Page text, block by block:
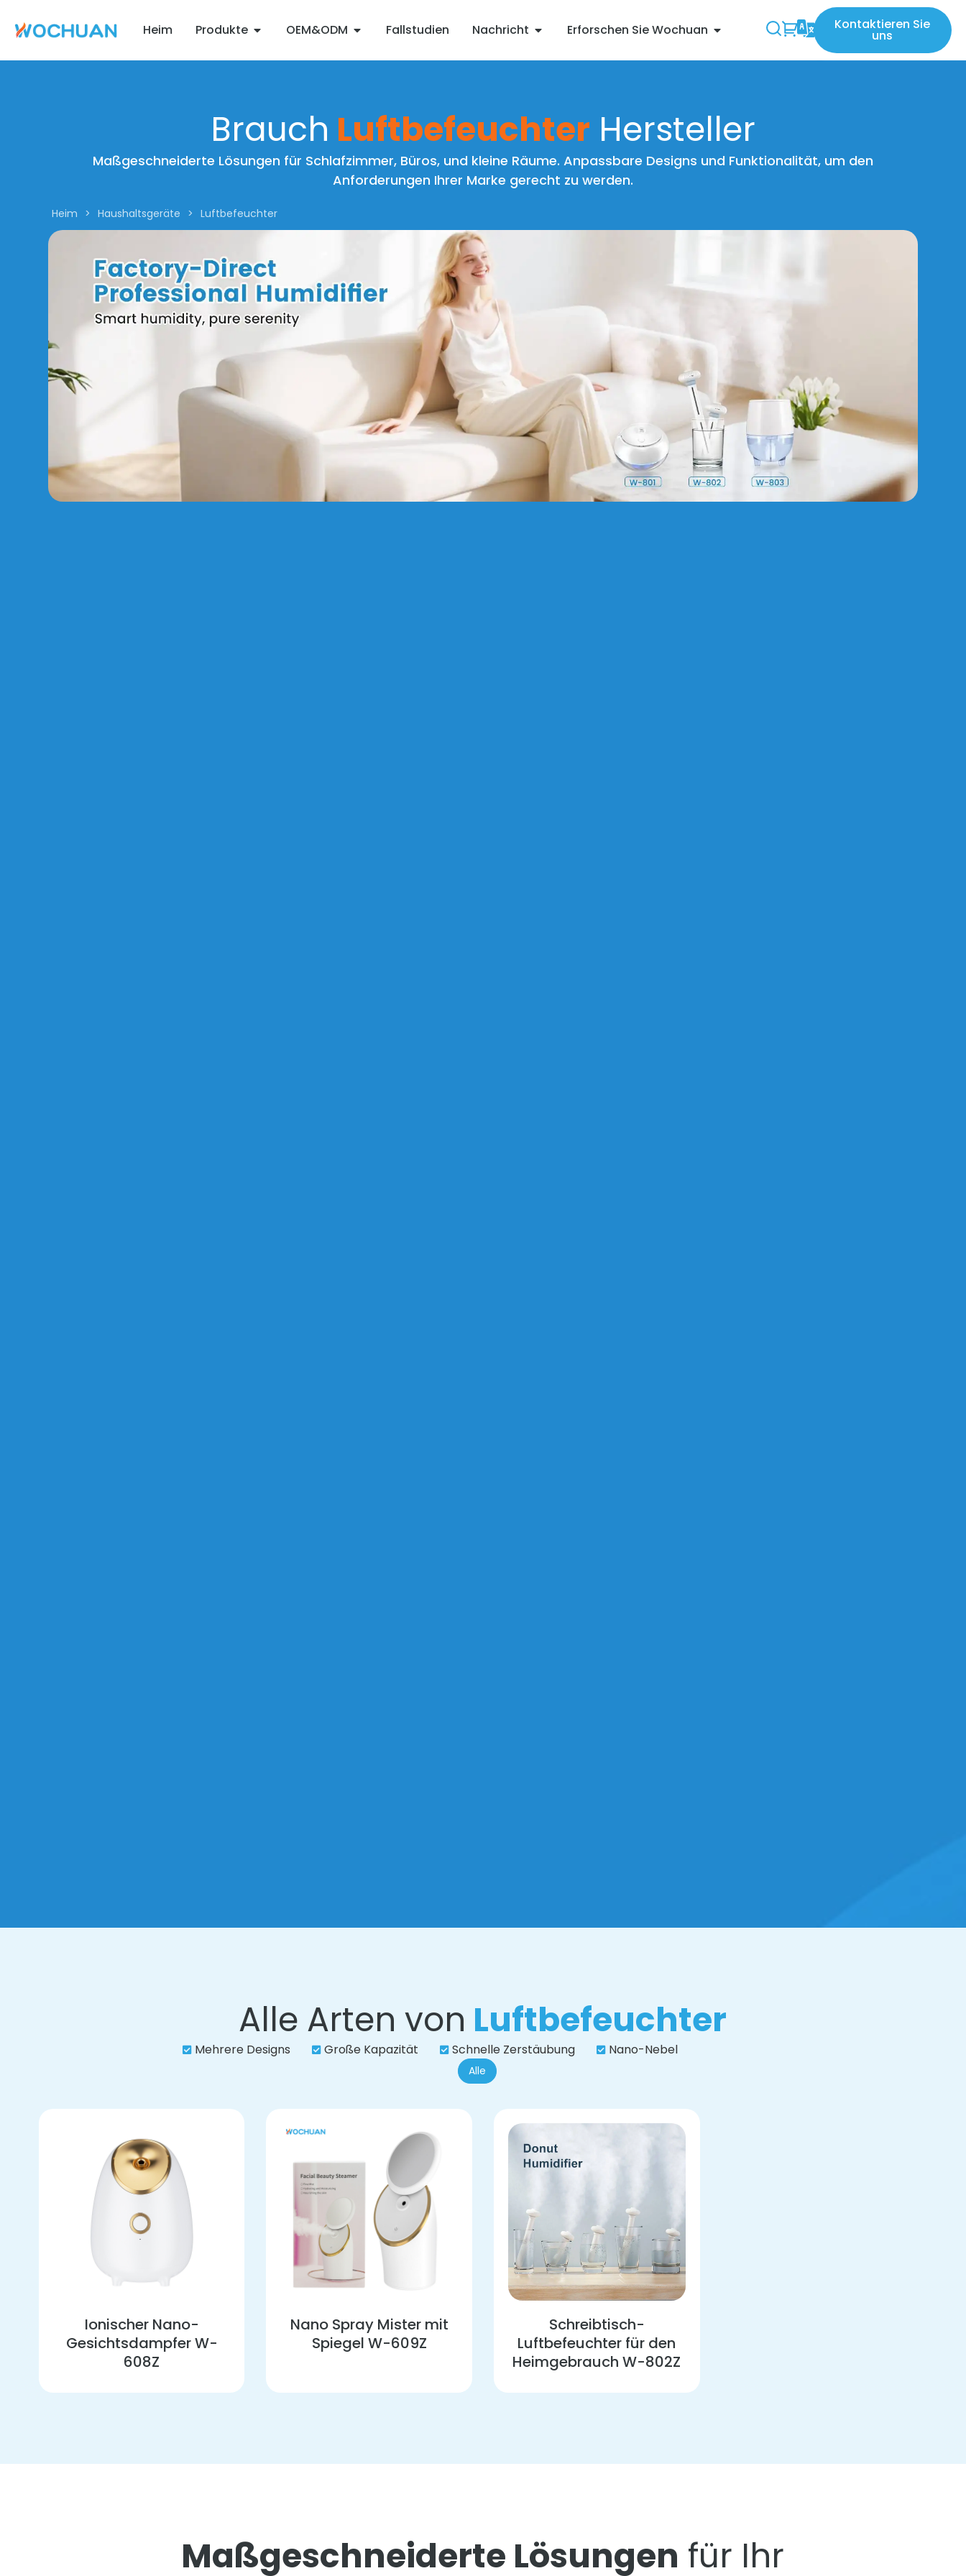
Heim Produkte OEM&ODM Fallstudien Nachricht Erforschen Sie Wochuan Kontaktieren Sie
uns
Brauch Luftbefeuchter Hersteller
Maßgeschneiderte Lösungen für Schlafzimmer, Büros, und kleine Räume. Anpassbare Designs und Funktionalität, um den
Anforderungen Ihrer Marke gerecht zu werden.
Heim > Haushaltsgeräte > Luftbefeuchter
Alle Arten von Luftbefeuchter
Mehrere Designs Große Kapazität Schnelle Zerstäubung Nano-Nebel
Alle
Ionischer Nano-
Gesichtsdampfer W-
608Z
Nano Spray Mister mit
Spiegel W-609Z
Schreibtisch-
Luftbefeuchter für den
Heimgebrauch W-802Z
Maßgeschneiderte Lösungen für Ihr